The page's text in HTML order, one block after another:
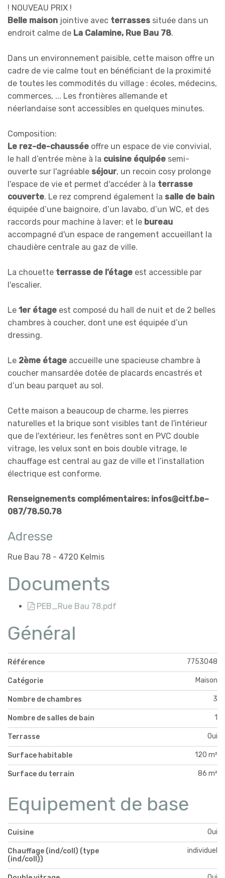
! NOUVEAU PRIX !
Belle maison jointive avec terrasses située dans un
endroit calme de La Calamine, Rue Bau 78.
Dans un environnement paisible, cette maison offre un
cadre de vie calme tout en bénéficiant de la proximité
de toutes les commodités du village : écoles, médecins,
commerces, ... Les frontières allemande et
néerlandaise sont accessibles en quelques minutes.
Composition:
Le rez-de-chaussée offre un espace de vie convivial,
le hall d’entrée mène à la cuisine équipée semi-
ouverte sur l'agréable séjour, un recoin cosy prolonge
l'espace de vie et permet d'accéder à la terrasse
couverte. Le rez comprend également la salle de bain
équipée d’une baignoire, d’un lavabo, d’un WC, et des
raccords pour machine à laver; et le bureau
accompagné d'un espace de rangement accueillant la
chaudière centrale au gaz de ville.
La chouette terrasse de l’étage est accessible par
l'escalier.
Le 1er étage est composé du hall de nuit et de 2 belles
chambres à coucher, dont une est équipée d’un
dressing.
Le 2ème étage accueille une spacieuse chambre à
coucher mansardée dotée de placards encastrés et
d’un beau parquet au sol.
Cette maison a beaucoup de charme, les pierres
naturelles et la brique sont visibles tant de l'intérieur
que de l'extérieur, les fenêtres sont en PVC double
vitrage, les velux sont en bois double vitrage, le
chauffage est central au gaz de ville et l’installation
électrique est conforme.
Renseignements complémentaires: infos@citf.be–
087/78.50.78
Adresse
Rue Bau 78 - 4720 Kelmis
Documents
PEB_Rue Bau 78.pdf
Général
Référence 7753048
Catégorie Maison
Nombre de chambres 3
Nombre de salles de bain 1
Terrasse Oui
Surface habitable 120 m²
Surface du terrain 86 m²
Equipement de base
Cuisine Oui
Chauffage (ind/coll) (type
(ind/coll))
individuel